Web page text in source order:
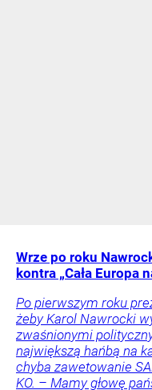
Wrze po roku
kontra „Cała Europa
Po pierwszym roku
żeby Karol Nawrocki
zwaśnionymi
największą hańbą na
chyba zawetowanie
KO. – Mamy głowę